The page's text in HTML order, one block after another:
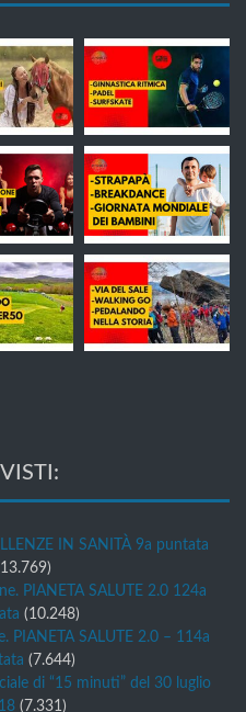
VISTI:
IN SANITÀ 9a puntata
PIANETA SALUTE 2.0 124a
(10.248)
PIANETA SALUTE 2.0 – 114a
(7.644)
di “15 minuti” del 30 luglio
(7.331)